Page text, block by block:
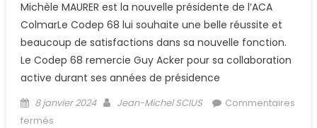
Michèle MAURER est la nouvelle présidente de l’ACA
ColmarLe Codep 68 lui souhaite une belle réussite et
beaucoup de satisfactions dans sa nouvelle fonction.
Le Codep 68 remercie Guy Acker pour sa collaboration
active durant ses années de présidence
Posted on
8 janvier 2024 Author
Jean-Michel SCIUS
Commentaires
fermés